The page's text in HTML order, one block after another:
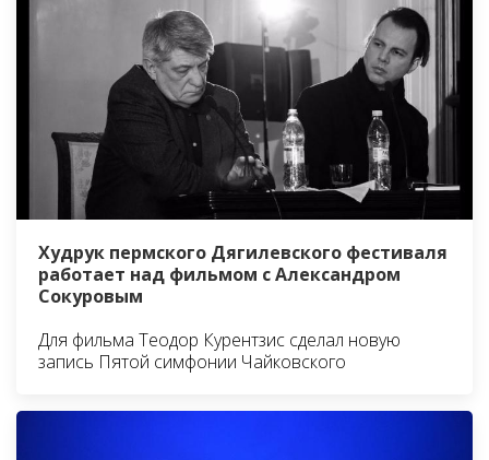
Худрук пермского Дягилевского фестиваля
работает над фильмом с Александром
Сокуровым
Для фильма Теодор Курентзис сделал новую
запись Пятой симфонии Чайковского